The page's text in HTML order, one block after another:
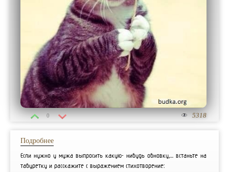
5318
0
Подробнее
Если нужно у мужа выпросить какую- нибудь обновку,... встаньте на
табуретку и расскажите с выражением стихотворение: